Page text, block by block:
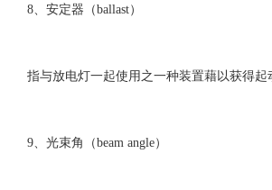
8、安定器（ballast）
指与放电灯一起使用之一种装置藉以获得
9、光束角（beam angle）